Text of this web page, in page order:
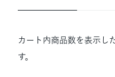
カート内商品数を表示し
す。